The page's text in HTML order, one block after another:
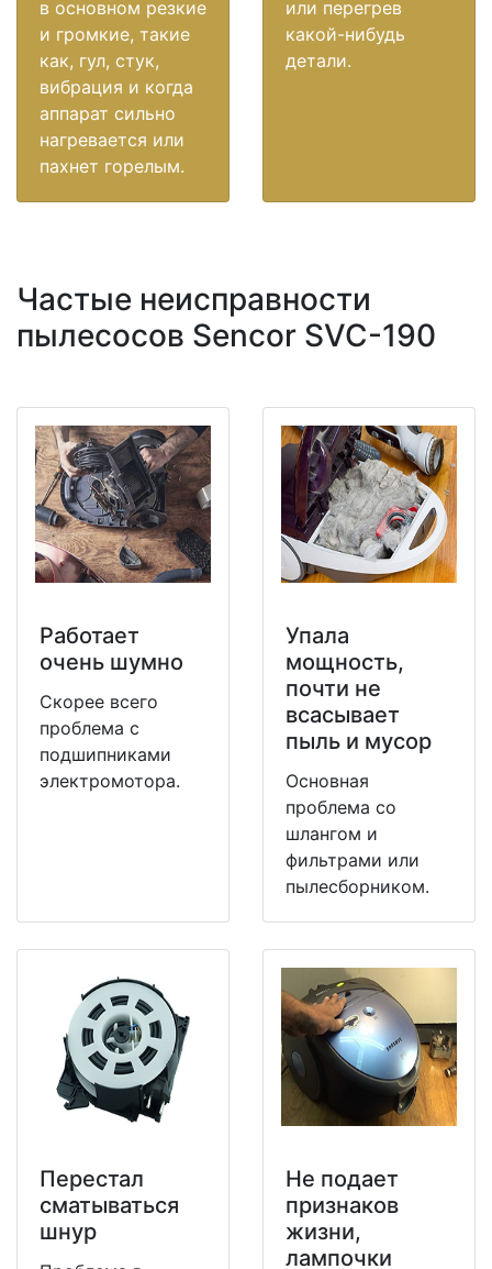
в основном резкие
и громкие, такие
как, гул, стук,
вибрация и когда
аппарат сильно
нагревается или
пахнет горелым.
или перегрев
какой-нибудь
детали.
Частые неисправности
пылесосов Sencor SVC-190
Работает
очень шумно
Скорее всего
проблема с
подшипниками
электромотора.
Упала
мощность,
почти не
всасывает
пыль и мусор
Основная
проблема со
шлангом и
фильтрами или
пылесборником.
Перестал
сматываться
шнур
Не подает
признаков
жизни,
лампочки